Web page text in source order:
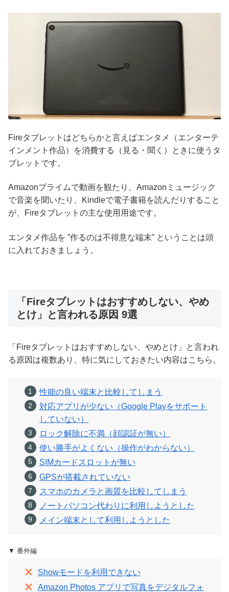
Fireタブレットはどちらかと言えばエンタメ（エンターテ
インメント作品）を消費する（見る・聞く）ときに使うタ
ブレットです。
Amazonプライムで動画を観たり、Amazonミュージック
で音楽を聞いたり、Kindleで電子書籍を読んだりすること
が、Fireタブレットの主な使用用途です。
エンタメ作品を ”作るのは不得意な端末” ということは頭
に入れておきましょう。
「Fireタブレットはおすすめしない、やめ
とけ」と言われる原因 9選
「Fireタブレットはおすすめしない、やめとけ」と言われ
る原因は複数あり、特に気にしておきたい内容はこちら。
性能の良い端末と比較してしまう
対応アプリが少ない（Google Playをサポート
していない）
ロック解除に不満（顔認証が無い）
使い勝手がよくない（操作がわからない）
SIMカードスロットが無い
GPSが搭載されていない
スマホのカメラと画質を比較してしまう
ノートパソコン代わりに利用しようとした
メイン端末として利用しようとした
▼ 番外編
Showモードを利用できない
Amazon Photos アプリで写真をデジタルフォ